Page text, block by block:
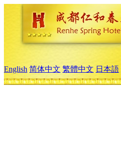
English 简体中文 繁體中文 日本語